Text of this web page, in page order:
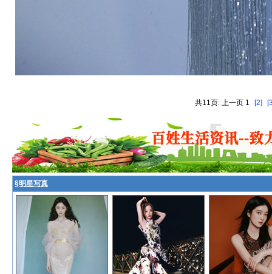
共11页: 上一页 1 [2]
§明星写真